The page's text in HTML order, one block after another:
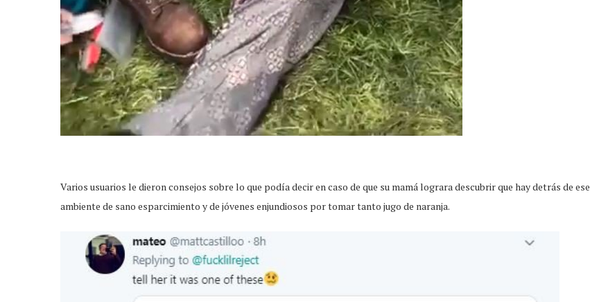
Varios usuarios le dieron consejos sobre lo que podía decir en caso de que su mamá lograra descubrir que hay detrás de ese
ambiente de sano esparcimiento y de jóvenes enjundiosos por tomar tanto jugo de naranja.